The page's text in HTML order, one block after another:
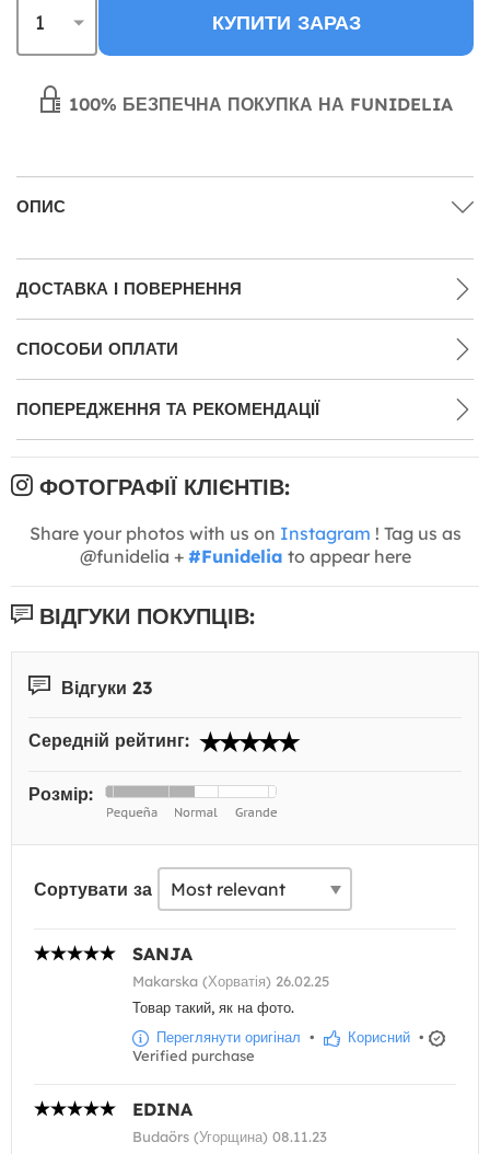
КУПИТИ ЗАРАЗ
100% БЕЗПЕЧНА ПОКУПКА НА FUNIDELIA
ОПИС
ДОСТАВКА І ПОВЕРНЕННЯ
СПОСОБИ ОПЛАТИ
ПОПЕРЕДЖЕННЯ ТА РЕКОМЕНДАЦІЇ
ФОТОГРАФІЇ КЛІЄНТІВ:
Share your photos with us on Instagram ! Tag us as
@funidelia + #Funidelia to appear here
ВІДГУКИ ПОКУПЦІВ:
Відгуки 23
Середній рейтинг:
Розмір:
Сортувати за
SANJA
Makarska (Хорватія) 26.02.25
Товар такий, як на фото.
Переглянути оригінал • Корисний •
Verified purchase
EDINA
Budaörs (Угорщина) 08.11.23